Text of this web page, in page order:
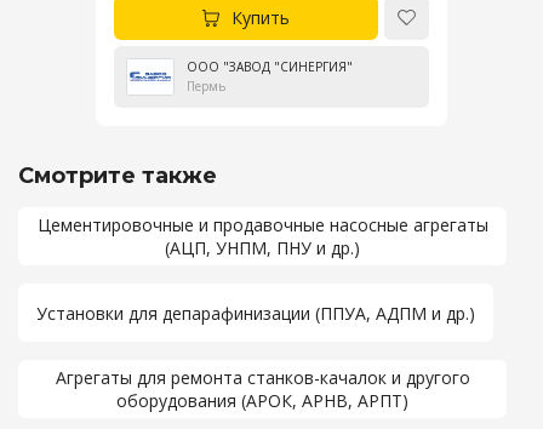
Купить
ООО "ЗАВОД "СИНЕРГИЯ"
Пермь
Смотрите также
Цементировочные и продавочные насосные агрегаты
(АЦП, УНПМ, ПНУ и др.)
Установки для депарафинизации (ППУА, АДПМ и др.)
Агрегаты для ремонта станков-качалок и другого
оборудования (АРОК, АРНВ, АРПТ)